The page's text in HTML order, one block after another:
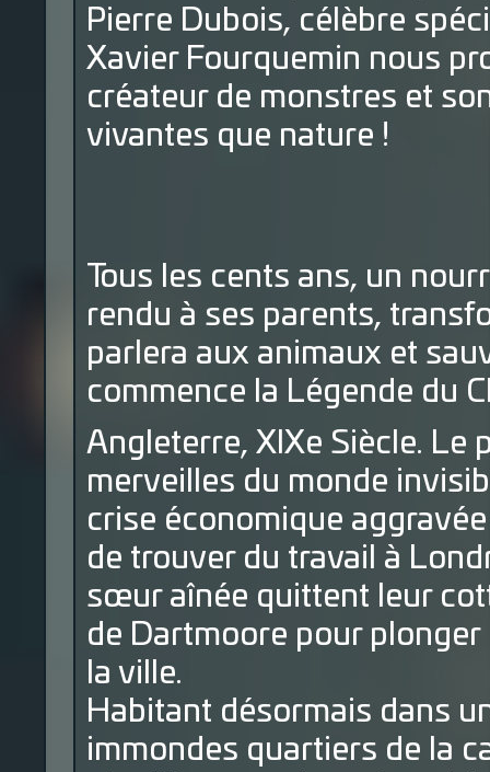
Pierre Dubois, célèbre
Xavier Fourquemin nous
créateur de monstres et
vivantes que nature !
Tous les cents ans, un
rendu à ses parents,
parlera aux animaux et
commence la Légende du
Angleterre, XIXe Siècle. Le
merveilles du monde
crise économique
de trouver du travail à
sœur aînée quittent leur
de Dartmoore pour
la ville.
Habitant désormais dans
immondes quartiers de la